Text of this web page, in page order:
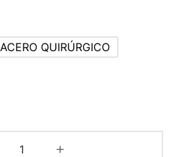
ACERO QUIRÚRGICO